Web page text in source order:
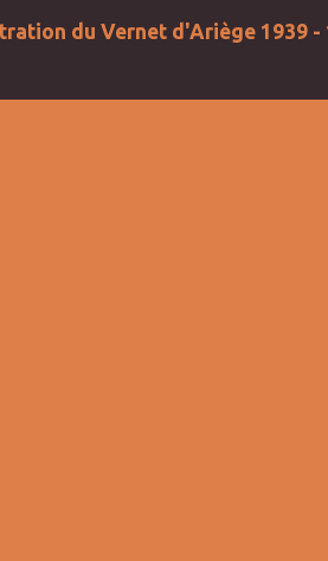
du Vernet d'Ariège 1939 -